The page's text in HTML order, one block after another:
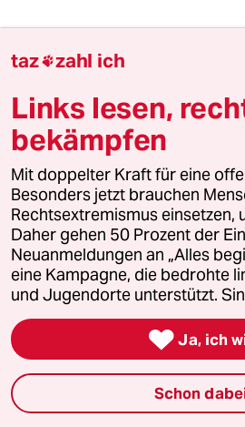
6 Antifas in Sachsen-Anhalt
taz
Folgen Sie uns
Ressorts
Politik
Öko
taz zahl ich
Links lesen,
bekämpfen
Mit doppelter Kraft für eine
Besonders jetzt brauchen
Rechtsextremismus einsetzen,
Daher gehen 50 Prozent der
Neuanmeldungen an „Alles
eine Kampagne, die bedrohte
und Jugendorte unterstützt.
 Ja, ich
Schon